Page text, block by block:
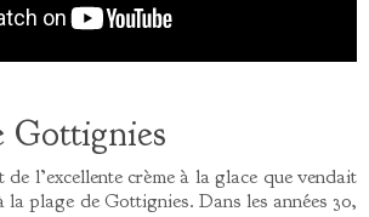
Gottignies
l’excellente crème à la glace que vendait
plage de Gottignies. Dans les années 30,